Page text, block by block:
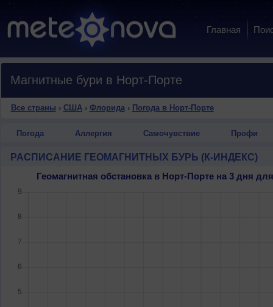
Главная
Магнитные бури в Норт-Порте
Все страны › США› Флорида› Погода в Норт-Порте
Погода Аллергия Самочувствие Профи
РАСПИСАНИЕ ГЕОМАГНИТНЫХ БУРЬ (К-ИНДЕКС)
Геомагнитная обстановка в Норт-Порте на 3 дня